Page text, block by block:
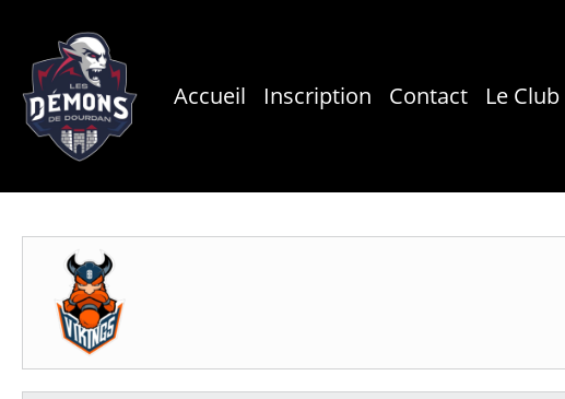
main
content
Accueil Inscription Contact Le Club